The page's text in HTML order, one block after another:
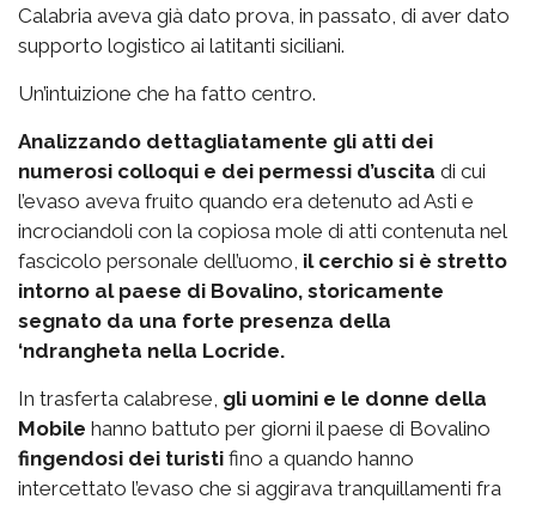
Calabria aveva già dato prova, in passato, di aver dato
supporto logistico ai latitanti siciliani.
Un’intuizione che ha fatto centro.
Analizzando dettagliatamente gli atti dei
numerosi colloqui e dei permessi d’uscita di cui
l’evaso aveva fruito quando era detenuto ad Asti e
incrociandoli con la copiosa mole di atti contenuta nel
fascicolo personale dell’uomo, il cerchio si è stretto
intorno al paese di Bovalino, storicamente
segnato da una forte presenza della
‘ndrangheta nella Locride.
In trasferta calabrese, gli uomini e le donne della
Mobile hanno battuto per giorni il paese di Bovalino
fingendosi dei turisti fino a quando hanno
intercettato l’evaso che si aggirava tranquillamenti fra